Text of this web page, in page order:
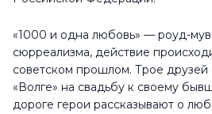
«1000 и одна любовь» — роуд-
сюрреализма, действие
советском прошлом. Трое друзей
«Волге» на свадьбу к своему
дороге герои рассказывают о